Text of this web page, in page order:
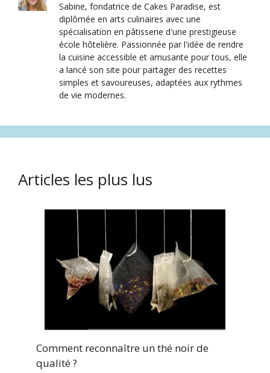
Sabine, fondatrice de Cakes Paradise, est
diplômée en arts culinaires avec une
spécialisation en pâtisserie d'une prestigieuse
école hôtelière. Passionnée par l'idée de rendre
la cuisine accessible et amusante pour tous, elle
a lancé son site pour partager des recettes
simples et savoureuses, adaptées aux rythmes
de vie modernes.
Articles les plus lus
Comment reconnaître un thé noir de
qualité ?